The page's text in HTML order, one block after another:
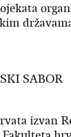
SABOR
izvan